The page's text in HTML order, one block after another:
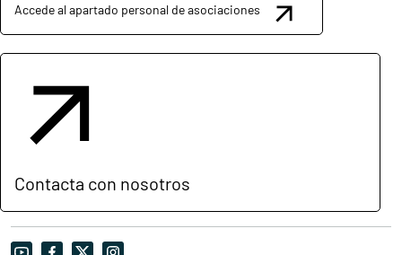
Accede al apartado personal de asociaciones
Contacta con nosotros